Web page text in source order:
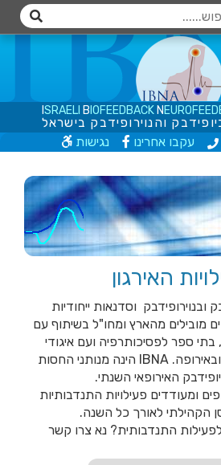
SRAELI B OFEEDBACK N EUROFEED
יו פידב ק והנוירופידב ק בישראל
עקבו אחרינו נגישות
האירגון
ובנוירופידבק וסדנאות ייחודיות
מובילים מהארץ ומחו"ל בשיתוף עם
ספר לפסיכותרפיה ועם איגודי
הביופידבק בארה"ב ובאירופה. IBNA הינה מנותני החסות
האירופאי השנתי.
ומעודדים פעילויות התנדבותיות
הקהילתי לאורך כל השנה.
לפעילות התנדבותית? נא צרו קשר
- טיפול בגרייה
חשמלית tDCS בדיכאון,
אוטיזם, דיסלקציה, PTSD ו
שמחה לבשר על הכנסת
חדשה לארגז הכלים
מכשיר לגרייה